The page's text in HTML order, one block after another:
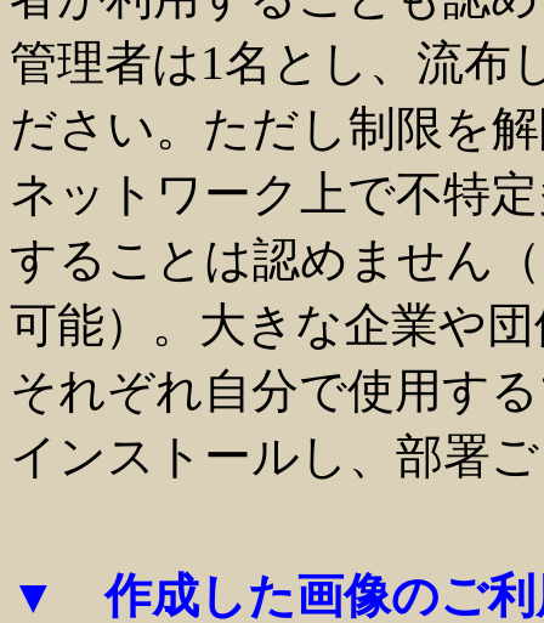
管理者は1名とし、流布
ださい。ただし制限を
ネットワーク上で不特
することは認めません
可能）。大きな企業や
それぞれ自分で使用す
インストールし、部署
▼ 作成した画像のご利